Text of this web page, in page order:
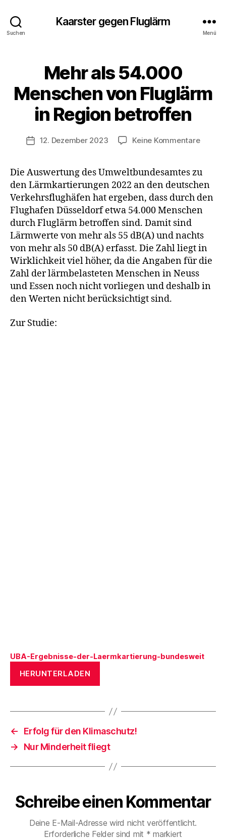
Suchen
Kaarster gegen Fluglärm
Menü
Kategorien
D
Mehr als 54.000
Menschen von Fluglärm
in Region betroffen
Beitragsautor
n
W
e
r
n
e
K
d
m
ül
le
r
Veröffentlichungsdatum
12. Dezember 2023 Keine Kommentarezu
54.000
von
Die Auswertung des Umweltbundesamtes zu
den Lärmkartierungen 2022 an den deutschen
Verkehrsflughäfen hat ergeben, dass durch den
Flughafen Düsseldorf etwa 54.000 Menschen
durch Fluglärm betroffen sind. Damit sind
Lärmwerte von mehr als 55 dB(A) und nachts
von mehr als 50 dB(A) erfasst. Die Zahl liegt in
Wirklichkeit viel höher, da die Angaben für die
Zahl der lärmbelasteten Menschen in Neuss
und Essen noch nicht vorliegen und deshalb in
den Werten nicht berücksichtigt sind.
Zur Studie:
UBA-Ergebnisse-der-Laermkartierung-bundesweit
HERUNTERLADEN
←
Erfolg für den Klimaschutz!
→
Nur Minderheit fliegt
Schreibe einen Kommentar
Deine E-Mail-Adresse wird nicht veröffentlicht.
Erforderliche Felder sind mit * markiert